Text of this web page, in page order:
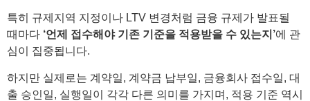
특히 규제지역 지정이나 LTV 변경처럼 금융 규제가 발표될
때마다 ‘언제 접수해야 기존 기준을 적용받을 수 있는지’에 관
심이 집중됩니다.
하지만 실제로는 계약일, 계약금 납부일, 금융회사 접수일, 대
출 승인일, 실행일이 각각 다른 의미를 가지며, 적용 기준 역시